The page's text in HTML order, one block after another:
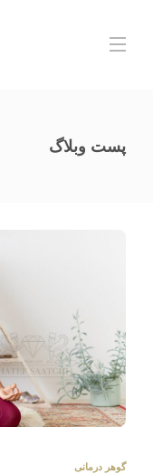
پست وبلاگ
گوهر درمانی